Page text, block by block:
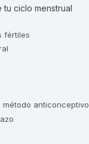
ciclo menstrual
fértiles
método anticonceptivo